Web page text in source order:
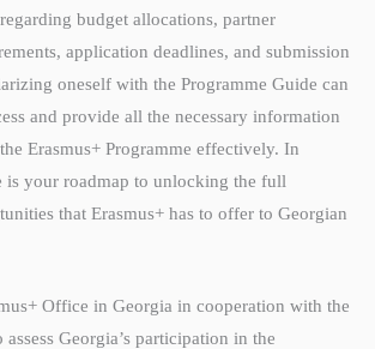
budget allocations, partner
application deadlines, and submission
oneself with the Programme Guide can
and provide all the necessary information
Erasmus+ Programme effectively. In
is your roadmap to unlocking the full
that Erasmus+ has to offer to Georgian
Office in Georgia in cooperation with the
Georgia’s participation in the